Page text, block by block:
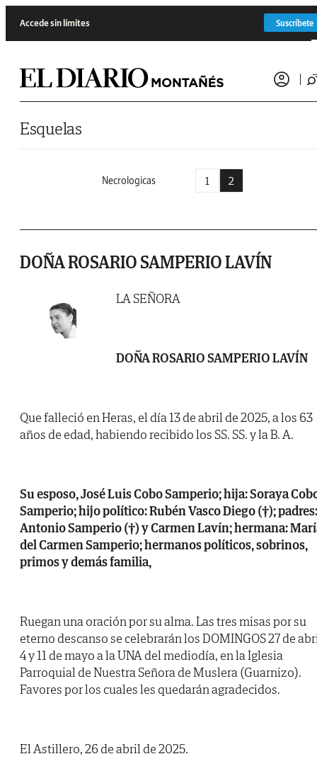
Accede sin límites Suscríbete
Esquelas
Necrologicas 1 2
DOÑA ROSARIO SAMPERIO LAVÍN
LA SEÑORA
DOÑA ROSARIO SAMPERIO LAVÍN
Que falleció en Heras, el día 13 de abril de 2025, a los 63
años de edad, habiendo recibido los SS. SS. y la B. A.
Su esposo, José Luis Cobo Samperio; hija: Soraya
Samperio; hijo político: Rubén Vasco Diego (†); padres:
Antonio Samperio (†) y Carmen Lavín; hermana:
del Carmen Samperio; hermanos políticos, sobrinos,
primos y demás familia,
Ruegan una oración por su alma. Las tres misas por su
eterno descanso se celebrarán los DOMINGOS 27 de
4 y 11 de mayo a la UNA del mediodía, en la Iglesia
Parroquial de Nuestra Señora de Muslera (Guarnizo).
Favores por los cuales les quedarán agradecidos.
El Astillero, 26 de abril de 2025.